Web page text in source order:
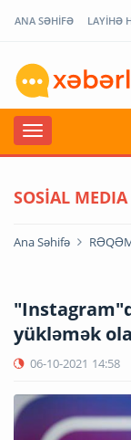
ANA SƏHİFƏ LAYİHƏ
SOSİAL MEDIA
Ana Səhifə
yükləmək
06-10-2021 14:58